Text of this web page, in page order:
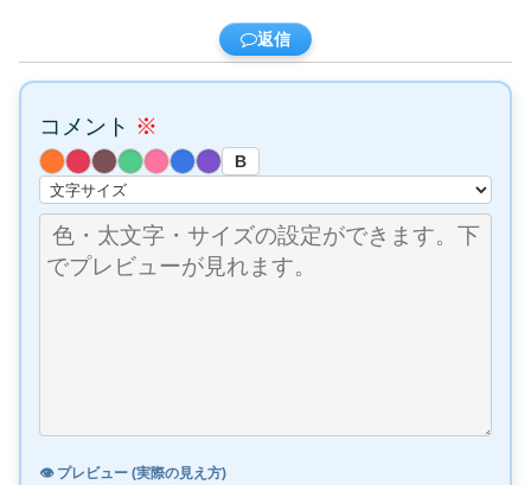
返信
コメント ※
B
👁️ プレビュー (実際の見え方)